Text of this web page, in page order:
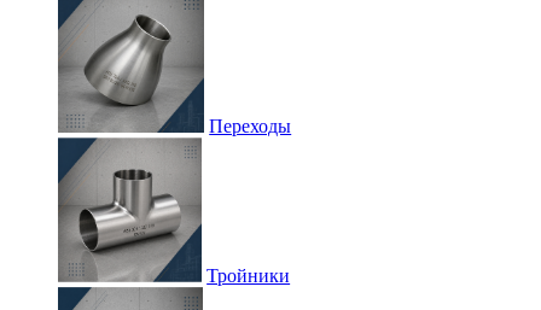
Переходы
Тройники